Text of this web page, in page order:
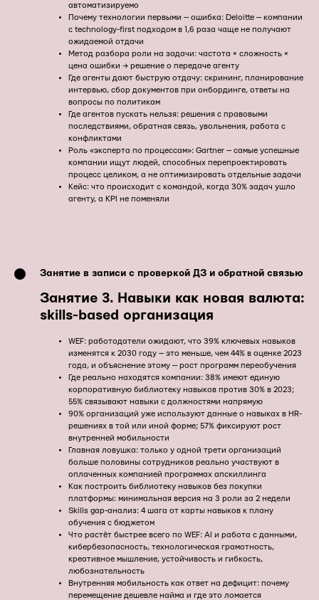
автоматизируемо
Почему технологии первыми — ошибка: Deloitte — компании
с technology-first подходом в 1,6 раза чаще не получают
ожидаемой отдачи
Метод разбора роли на задачи: частота × сложность ×
цена ошибки → решение о передаче агенту
Где агенты дают быструю отдачу: скрининг, планирование
интервью, сбор документов при онбординге, ответы на
вопросы по политикам
Где агентов пускать нельзя: решения с правовыми
последствиями, обратная связь, увольнения, работа с
конфликтами
Роль «эксперта по процессам»: Gartner — самые успешные
компании ищут людей, способных перепроектировать
процесс целиком, а не оптимизировать отдельные задачи
Кейс: что происходит с командой, когда 30% задач ушло
агенту, а KPI не поменяли
Занятие в записи с проверкой ДЗ и обратной связью
Занятие 3. Навыки как новая валюта:
skills-based организация
WEF: работодатели ожидают, что 39% ключевых навыков
изменятся к 2030 году — это меньше, чем 44% в оценке 2023
года, и объяснение этому — рост программ переобучения
Где реально находятся компании: 38% имеют единую
корпоративную библиотеку навыков против 30% в 2023;
55% связывают навыки с должностями напрямую
90% организаций уже используют данные о навыках в HR-
решениях в той или иной форме; 57% фиксируют рост
внутренней мобильности
Главная ловушка: только у одной трети организаций
больше половины сотрудников реально участвуют в
оплаченных компанией программах апскиллинга
Как построить библиотеку навыков без покупки
платформы: минимальная версия на 3 роли за 2 недели
Skills gap-анализ: 4 шага от карты навыков к плану
обучения с бюджетом
Что растёт быстрее всего по WEF: AI и работа с данными,
кибербезопасность, технологическая грамотность,
креативное мышление, устойчивость и гибкость,
любознательность
Внутренняя мобильность как ответ на дефицит: почему
перемещение дешевле найма и где это ломается